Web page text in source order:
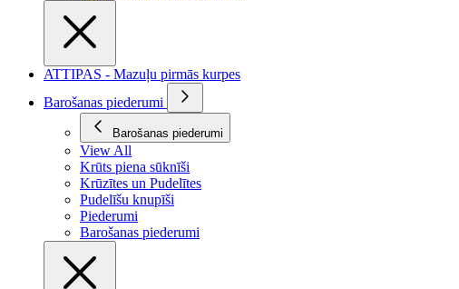
ATTIPAS - Mazuļu pirmās kurpes
Barošanas piederumi
Barošanas piederumi
View All
Krūts piena sūknīši
Krūzītes un Pudelītes
Pudelīšu knupīši
Piederumi
Barošanas piederumi